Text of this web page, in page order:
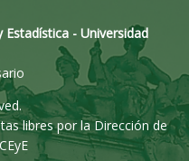
Estadística - Universidad
libres por la Dirección de